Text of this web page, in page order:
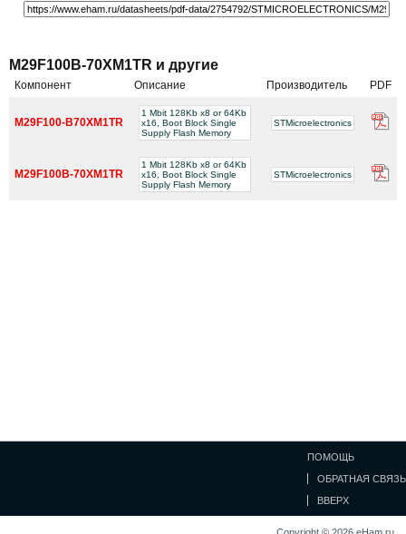
M29F100B-70XM1TR и другие
Компонент Описание Производитель PDF
M29F100-B70XM1TR
1 Mbit 128Kb x8 or 64Kb
x16, Boot Block Single
Supply Flash Memory
STMicroelectronics
M29F100B-70XM1TR
1 Mbit 128Kb x8 or 64Kb
x16, Boot Block Single
Supply Flash Memory
STMicroelectronics
ПОМОЩЬ
ОБРАТНАЯ СВЯЗЬ
ВВЕРХ